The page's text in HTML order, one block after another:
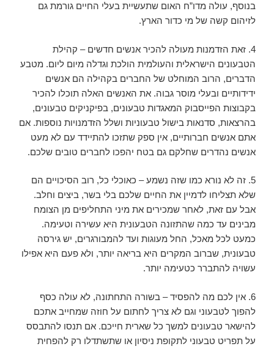
בנוסף, עולה מדו”ח האום שתעשיית בעלי החיים גורמת גם
לזיהום קשה של מי כדור הארץ.
4. זאת הזדמנות מעולה להכיר אנשים חדשים – קהילת
הטבעונים הישראלית והעולמית הולכת וגדלה מיום ליום. מטבע
הדברים, הרוב המוחלט של החברים בקהילה הם אנשים
ידידותיים ובעלי מוסר גבוה. את האנשים האלה תוכלו להכיר
בקבוצות הפייסבוק המאגדות טבעונים, בפיקניקים טבעונים,
בהרצאות, סדנאות בישול טבעוניות ושלל הזדמנויות נוספות. אם
אתם אנשים חברותיים, אין ספק שתזכו להתיידד עם לא מעט
אנשים נהדרים שחלקם גם בטח יהפכו לחברים טובים שלכם.
5. זה לא נורא כמו שזה נשמע – כאוכלי כל, רוב הסיכויים הם
שלא תצליחו לדמיין את החיים שלכם בלי בשר, ביצים וחלב.
אבל עם זאת, לאחר שמכירים את מיני התחליפים מן הצומח
מבינים עד כמה שהתזונה הטבעונית היא עשירה וטעימה.
כמעט לכל מאכל, החל מעוגות ועד להמבורגרים, יש גירסה
טבעונית, שברוב המקרים היא בריאה יותר, ולא פעם היא אפילו
עשויה להתברר כטעימה יותר.
6. אין לכם מה להפסיד – בשורה התחתונה, לא עולה כסף
להפוך לטבעוני וגם לא צריך לחתום על חוזה שמחייב אתכם
להישאר טבעונים למשך כל שארית חייכם. אם תנסו להתבסס
על תפריט טבעוני לתקופת ניסיון או שתשתדלו רק להפחית